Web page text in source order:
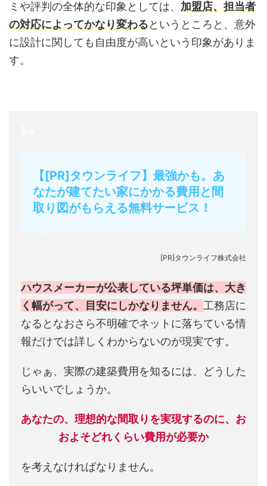
ミや評判の全体的な印象としては、 加盟店、担当者
の対応によってかなり変わるというところと、意外
に設計に関しても自由度が高いという印象がありま
す。
【[PR]タウンライフ】最強かも。あ
なたが建てたい家にかかる費用と間
取り図がもらえる無料サービス！
[PR]タウンライフ株式会社
ハウスメーカーが公表している坪単価は、大き
く幅がって、目安にしかなりません。 工務店に
なるとなおさら不明確でネットに落ちている情
報だけでは詳しくわからないのが現実です。
じゃぁ、実際の建築費用を知るには、どうした
らいいでしょうか。
あなたの、理想的な間取りを実現するのに、お
およそどれくらい費用が必要か
を考えなければなりません。